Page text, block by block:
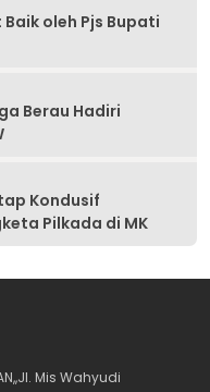
oleh Pjs Bupati
Berau Hadiri
Kondusif
Pilkada di MK
Mis Wahyudi